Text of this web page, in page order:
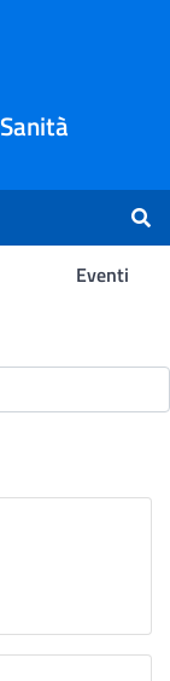
Eventi
-